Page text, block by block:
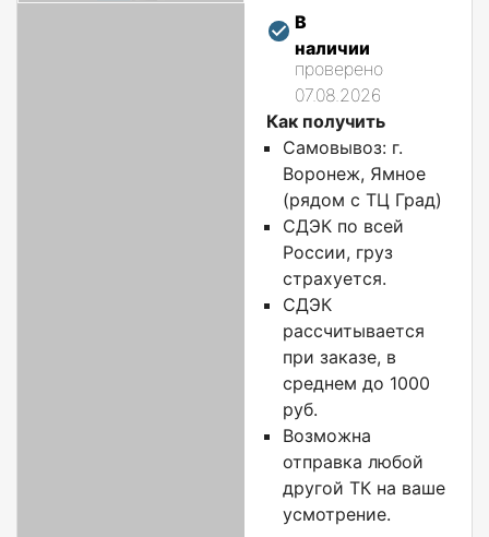
В
наличии
проверено
07.08.2026
Как получить
Самовывоз: г.
Воронеж, Ямное
(рядом с ТЦ Град)
СДЭК по всей
России, груз
страхуется.
СДЭК
рассчитывается
при заказе, в
среднем до 1000
руб.
Возможна
отправка любой
другой ТК на ваше
усмотрение.